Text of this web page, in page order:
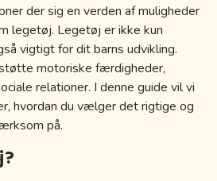
der sig en verden af muligheder
legetøj. Legetøj er ikke kun
vigtigt for dit barns udvikling.
motoriske færdigheder,
relationer. I denne guide vil vi
hvordan du vælger det rigtige og
på.